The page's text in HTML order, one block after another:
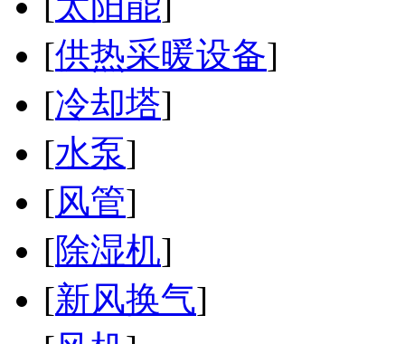
[供热采暖设备]
[冷却塔]
[水泵]
[风管]
[除湿机]
[新风换气]